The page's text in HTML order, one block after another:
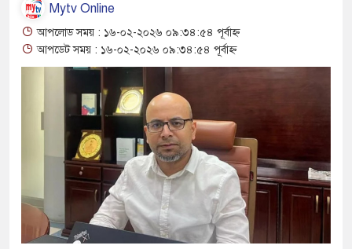
থাকায় বিক্রিতে নিষেধাজ্ঞা
অত্যাচারের ছবি যেন আর তুলতে না
আলাল
‘গুলশানের চামেলি’তে ভিন্ন রূপে
যৌনকর্মীর দালাল চরিত্রে
সারজিস-পাটোয়ারীসহ ১০ জনের
গুলশান থেকে সাবেক মন্ত্রী লতিফ
Mytv Online
আপলোড সময় : ১৬-০২-২০২৬ ০৯:৩৪:৫৪ পূর্বাহ্ন
আপডেট সময় : ১৬-০২-২০২৬ ০৯:৩৪:৫৪ পূর্বাহ্ন